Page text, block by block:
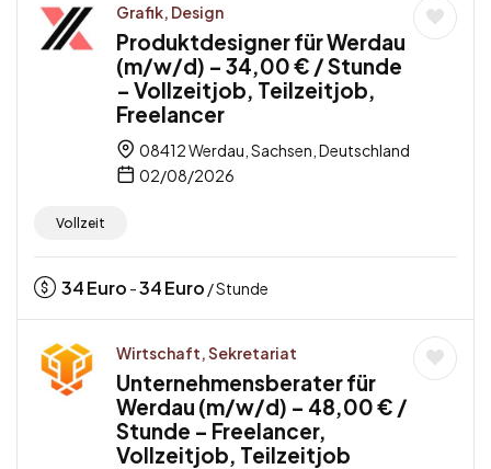
Grafik, Design
Produktdesigner für Werdau
(m/w/d) – 34,00 € / Stunde
– Vollzeitjob, Teilzeitjob,
Freelancer
08412 Werdau, Sachsen, Deutschland
02/08/2026
Vollzeit
34Euro -34Euro / Stunde
Wirtschaft, Sekretariat
Unternehmensberater für
Werdau (m/w/d) – 48,00 € /
Stunde – Freelancer,
Vollzeitjob, Teilzeitjob